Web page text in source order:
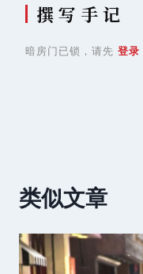
撰 写 手 记
暗房门已锁，请先 登录
类似文章